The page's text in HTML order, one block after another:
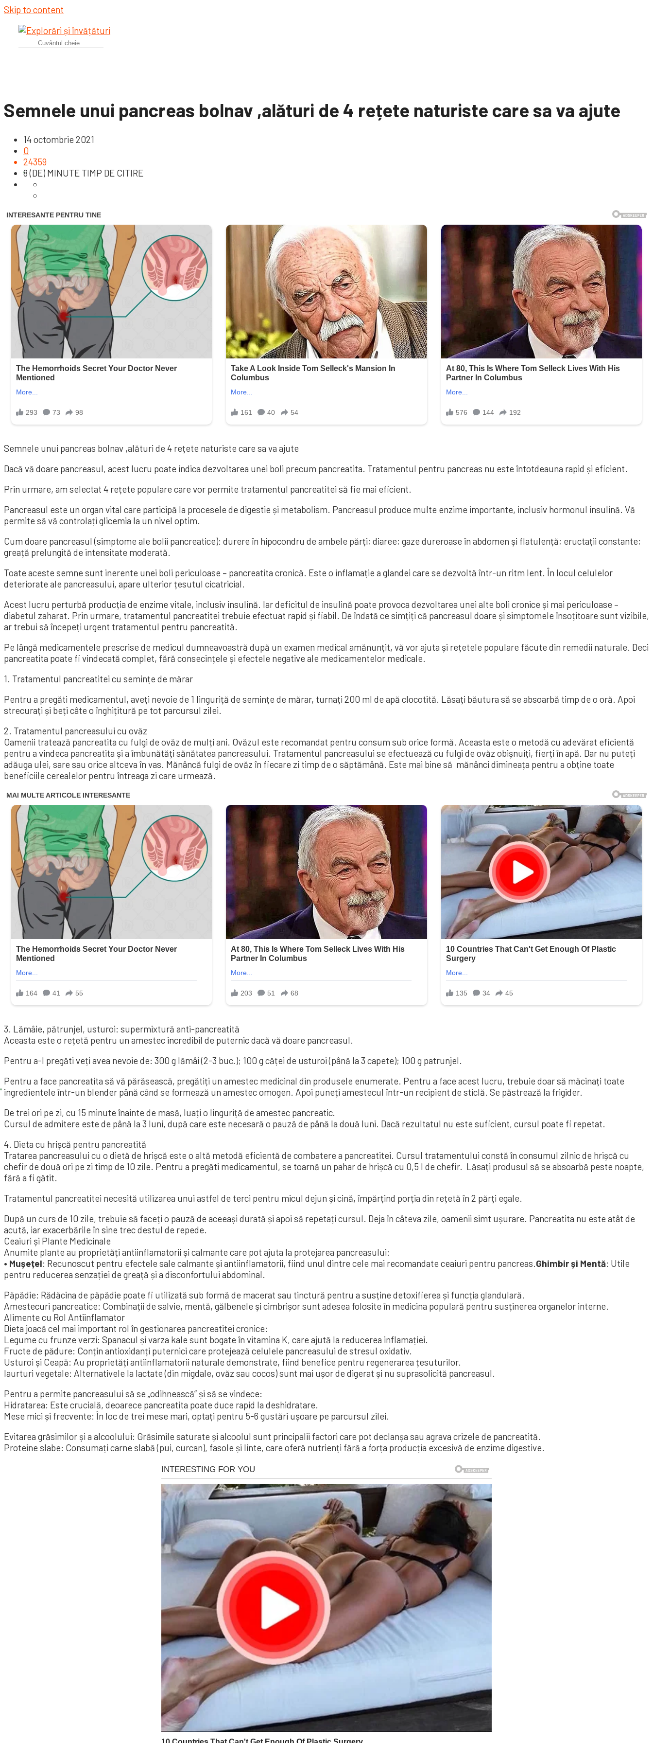
Skip to content
Semnele unui pancreas bolnav ,alături de 4 rețete naturiste care sa va ajute
14 octombrie 2021
0
24359
8 (DE) MINUTE TIMP DE CITIRE
Semnele unui pancreas bolnav ,alături de 4 rețete naturiste care sa va ajute
Dacă vă doare pancreasul, acest lucru poate indica dezvoltarea unei boli precum pancreatita. Tratamentul pentru pancreas nu este întotdeauna rapid și eficient.
Prin urmare, am selectat 4 rețete populare care vor permite tratamentul pancreatitei să fie mai eficient.
Pancreasul este un organ vital care participă la procesele de digestie și metabolism. Pancreasul produce multe enzime importante, inclusiv hormonul insulină. Vă
permite să vă controlați glicemia la un nivel optim.
Cum doare pancreasul (simptome ale bolii pancreatice): durere în hipocondru de ambele părți; diaree; gaze dureroase în abdomen și flatulență; eructații constante;
greață prelungită de intensitate moderată.
Toate aceste semne sunt inerente unei boli periculoase – pancreatita cronică. Este o inflamație a glandei care se dezvoltă într-un ritm lent. În locul celulelor
deteriorate ale pancreasului, apare ulterior țesutul cicatricial.
Acest lucru perturbă producția de enzime vitale, inclusiv insulină. Iar deficitul de insulină poate provoca dezvoltarea unei alte boli cronice și mai periculoase –
diabetul zaharat. Prin urmare, tratamentul pancreatitei trebuie efectuat rapid și fiabil. De îndată ce simțiți că pancreasul doare și simptomele însoțitoare sunt vizibile,
ar trebui să începeți urgent tratamentul pentru pancreatită.
Pe lângă medicamentele prescrise de medicul dumneavoastră după un examen medical amănunțit, vă vor ajuta și rețetele populare făcute din remedii naturale. Deci
pancreatita poate fi vindecată complet, fără consecințele și efectele negative ale medicamentelor medicale.
1. Tratamentul pancreatitei cu semințe de mărar
Pentru a pregăti medicamentul, aveți nevoie de 1 linguriță de semințe de mărar, turnați 200 ml de apă clocotită. Lăsați băutura să se absoarbă timp de o oră. Apoi
strecurați și beți câte o înghițitură pe tot parcursul zilei.
2. Tratamentul pancreasului cu ovăz
Oamenii tratează pancreatita cu fulgi de ovăz de mulți ani. Ovăzul este recomandat pentru consum sub orice formă. Aceasta este o metodă cu adevărat eficientă
pentru a vindeca pancreatita și a îmbunătăți sănătatea pancreasului. Tratamentul pancreasului se efectuează cu fulgi de ovăz obișnuiți, fierți în apă. Dar nu puteți
adăuga ulei, sare sau orice altceva în vas. Mănâncă fulgi de ovăz în fiecare zi timp de o săptămână. Este mai bine să mănânci dimineața pentru a obține toate
beneficiile cerealelor pentru întreaga zi care urmează.
3. Lămâie, pătrunjel, usturoi: supermixtură anti-pancreatită
Aceasta este o rețetă pentru un amestec incredibil de puternic dacă vă doare pancreasul.
Pentru a-l pregăti veți avea nevoie de: 300 g lămâi (2-3 buc.); 100 g căței de usturoi (până la 3 capete); 100 g patrunjel.
Pentru a face pancreatita să vă părăsească, pregătiți un amestec medicinal din produsele enumerate. Pentru a face acest lucru, trebuie doar să măcinați toate
ingredientele într-un blender până când se formează un amestec omogen. Apoi puneți amestecul într-un recipient de sticlă. Se păstrează la frigider.
De trei ori pe zi, cu 15 minute înainte de masă, luați o linguriță de amestec pancreatic.
Cursul de admitere este de până la 3 luni, după care este necesară o pauză de până la două luni. Dacă rezultatul nu este suficient, cursul poate fi repetat.
4. Dieta cu hrișcă pentru pancreatită
Tratarea pancreasului cu o dietă de hrișcă este o altă metodă eficientă de combatere a pancreatitei. Cursul tratamentului constă în consumul zilnic de hrișcă cu
chefir de două ori pe zi timp de 10 zile. Pentru a pregăti medicamentul, se toarnă un pahar de hrișcă cu 0,5 l de chefir. Lăsați produsul să se absoarbă peste noapte,
fără a fi gătit.
Tratamentul pancreatitei necesită utilizarea unui astfel de terci pentru micul dejun și cină, împărțind porția din rețetă în 2 părți egale.
După un curs de 10 zile, trebuie să faceți o pauză de aceeași durată și apoi să repetați cursul. Deja în câteva zile, oamenii simt ușurare. Pancreatita nu este atât de
acută, iar exacerbările în sine trec destul de repede.
Ceaiuri și Plante Medicinale
Anumite plante au proprietăți antiinflamatorii și calmante care pot ajuta la protejarea pancreasului:
• Mușețel: Recunoscut pentru efectele sale calmante și antiinflamatorii, fiind unul dintre cele mai recomandate ceaiuri pentru pancreas.Ghimbir și Mentă: Utile
pentru reducerea senzației de greață și a disconfortului abdominal.
Păpădie: Rădăcina de păpădie poate fi utilizată sub formă de macerat sau tinctură pentru a susține detoxifierea și funcția glandulară.
Amestecuri pancreatice: Combinații de salvie, mentă, gălbenele și cimbrișor sunt adesea folosite în medicina populară pentru susținerea organelor interne.
Alimente cu Rol Antiinflamator
Dieta joacă cel mai important rol în gestionarea pancreatitei cronice:
Legume cu frunze verzi: Spanacul și varza kale sunt bogate în vitamina K, care ajută la reducerea inflamației.
Fructe de pădure: Conțin antioxidanți puternici care protejează celulele pancreasului de stresul oxidativ.
Usturoi și Ceapă: Au proprietăți antiinflamatorii naturale demonstrate, fiind benefice pentru regenerarea țesuturilor.
Iaurturi vegetale: Alternativele la lactate (din migdale, ovăz sau cocos) sunt mai ușor de digerat și nu suprasolicită pancreasul.
Pentru a permite pancreasului să se „odihnească” și să se vindece:
Hidratarea: Este crucială, deoarece pancreatita poate duce rapid la deshidratare.
Mese mici și frecvente: În loc de trei mese mari, optați pentru 5-6 gustări ușoare pe parcursul zilei.
Evitarea grăsimilor și a alcoolului: Grăsimile saturate și alcoolul sunt principalii factori care pot declanșa sau agrava crizele de pancreatită.
Proteine slabe: Consumați carne slabă (pui, curcan), fasole și linte, care oferă nutrienți fără a forța producția excesivă de enzime digestive.